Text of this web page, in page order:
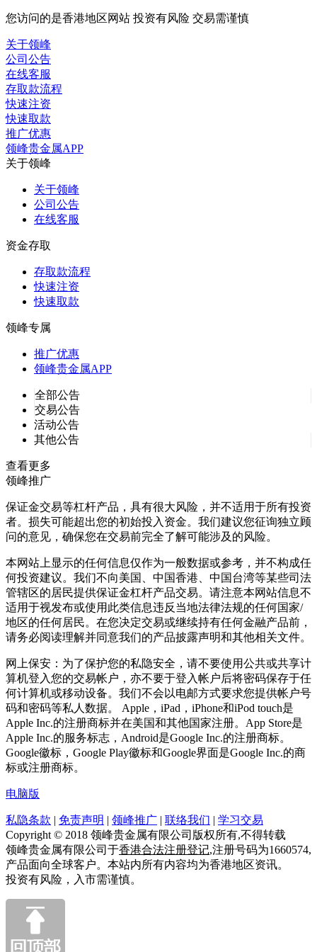
您访问的是香港地区网站 投资有风险 交易需谨慎
关于领峰
公司公告
在线客服
存取款流程
快速注资
快速取款
推广优惠
领峰贵金属APP
关于领峰
关于领峰
公司公告
在线客服
资金存取
存取款流程
快速注资
快速取款
领峰专属
推广优惠
领峰贵金属APP
全部公告
交易公告
活动公告
其他公告
查看更多
领峰推广
保证金交易等杠杆产品，具有很大风险，并不适用于所有投资
者。损失可能超出您的初始投入资金。我们建议您征询独立顾
问的意见，确保您在交易前完全了解可能涉及的风险。
本网站上显示的任何信息仅作为一般数据或参考，并不构成任
何投资建议。我们不向美国、中国香港、中国台湾等某些司法
管辖区的居民提供保证金杠杆产品交易。请注意本网站信息不
适用于视发布或使用此类信息违反当地法律法规的任何国家/
地区的任何居民。在您决定交易或继续持有任何金融产品前，
请务必阅读理解并同意我们的产品披露声明和其他相关文件。
网上保安：为了保护您的私隐安全，请不要使用公共或共享计
算机登入您的交易帐户，亦不要于登入帐户后将密码保存于任
何计算机或移动设备。我们不会以电邮方式要求您提供帐户号
码和密码等私人数据。 Apple，iPad，iPhone和iPod touch是
Apple Inc.的注册商标并在美国和其他国家注册。App Store是
Apple Inc.的服务标志，Android是Google Inc.的注册商标。
Google徽标，Google Play徽标和Google界面是Google Inc.的商
标或注册商标。
电脑版
私隐条款 | 免责声明 | 领峰推广 | 联络我们 | 学习交易
Copyright © 2018 领峰贵金属有限公司版权所有,不得转载
领峰贵金属有限公司于香港合法注册登记,注册号码为1660574,
产品面向全球客户。本站内所有内容均为香港地区资讯。
投资有风险，入市需谨慎。